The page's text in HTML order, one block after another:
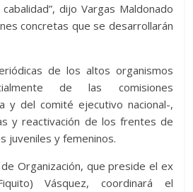
dijo Vargas Maldonado
concretas que se desarrollarán
de los altos organismos
de las comisiones
y del comité ejecutivo nacional-,
y reactivación de los frentes de
juveniles y femeninos.
de Organización, que preside el ex
Vásquez, coordinará el